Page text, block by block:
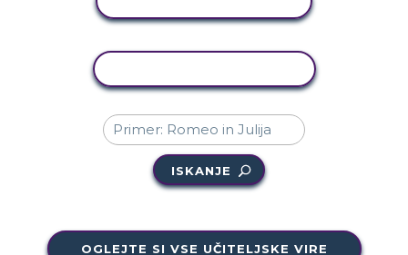
ISKANJE
OGLEJTE SI VSE UČITELJSKE VIRE